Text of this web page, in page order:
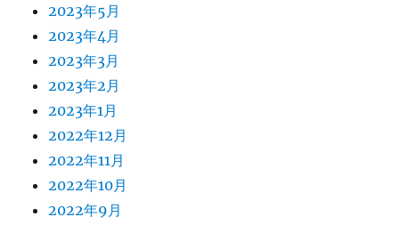
2023年5月
2023年4月
2023年3月
2023年2月
2023年1月
2022年12月
2022年11月
2022年10月
2022年9月